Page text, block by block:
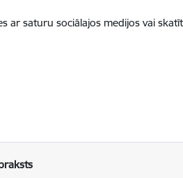
ar saturu sociālajos medijos vai